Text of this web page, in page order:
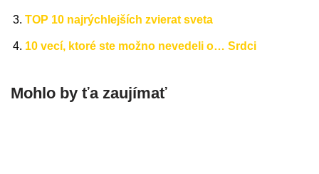
TOP 10 najrýchlejších zvierat sveta
10 vecí, ktoré ste možno nevedeli o… Srdci
Mohlo by ťa zaujímať